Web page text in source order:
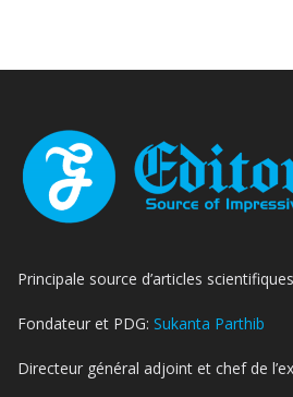
Principale source d’articles
Fondateur et PDG: Sukanta Parthib
Directeur général adjoint et chef de